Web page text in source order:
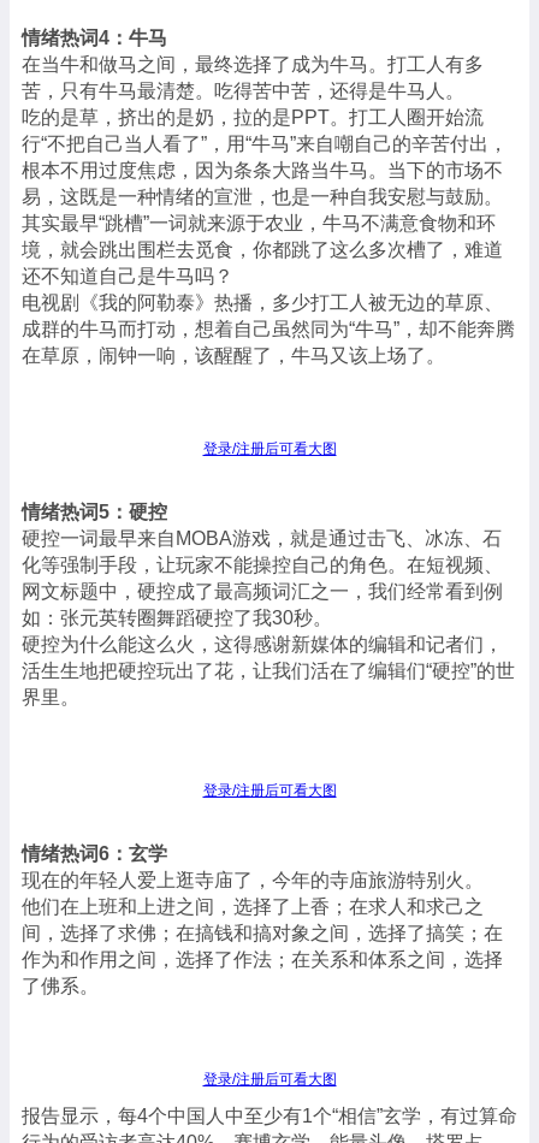
情绪热词4：牛马
在当牛和做马之间，最终选择了成为牛马。打工人有多
苦，只有牛马最清楚。吃得苦中苦，还得是牛马人。
吃的是草，挤出的是奶，拉的是PPT。打工人圈开始流
行“不把自己当人看了”，用“牛马”来自嘲自己的辛苦付出，
根本不用过度焦虑，因为条条大路当牛马。当下的市场不
易，这既是一种情绪的宣泄，也是一种自我安慰与鼓励。
其实最早“跳槽”一词就来源于农业，牛马不满意食物和环
境，就会跳出围栏去觅食，你都跳了这么多次槽了，难道
还不知道自己是牛马吗？
电视剧《我的阿勒泰》热播，多少打工人被无边的草原、
成群的牛马而打动，想着自己虽然同为“牛马”，却不能奔腾
在草原，闹钟一响，该醒醒了，牛马又该上场了。
登录/注册后可看大图
情绪热词5：硬控
硬控一词最早来自MOBA游戏，就是通过击飞、冰冻、石
化等强制手段，让玩家不能操控自己的角色。在短视频、
网文标题中，硬控成了最高频词汇之一，我们经常看到例
如：张元英转圈舞蹈硬控了我30秒。
硬控为什么能这么火，这得感谢新媒体的编辑和记者们，
活生生地把硬控玩出了花，让我们活在了编辑们“硬控”的世
界里。
登录/注册后可看大图
情绪热词6：玄学
现在的年轻人爱上逛寺庙了，今年的寺庙旅游特别火。
他们在上班和上进之间，选择了上香；在求人和求己之
间，选择了求佛；在搞钱和搞对象之间，选择了搞笑；在
作为和作用之间，选择了作法；在关系和体系之间，选择
了佛系。
登录/注册后可看大图
报告显示，每4个中国人中至少有1个“相信”玄学，有过算命